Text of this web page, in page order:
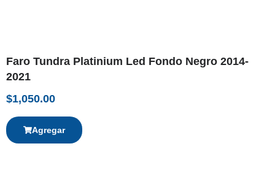
Faro Tundra Platinium Led Fondo Negro 2014-
2021
$1,050.00
Agregar